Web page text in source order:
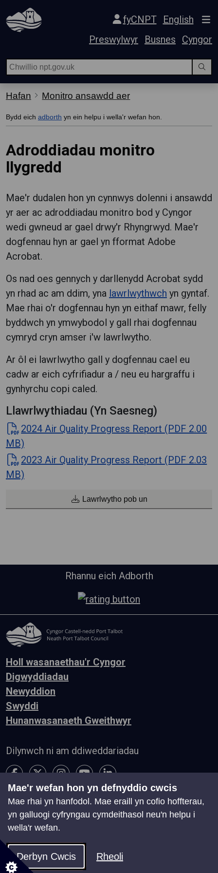
Hepgor gwe-lywio
fyCNPT
English
Preswylwyr
Busnes Cyngor
Hafan Monitro ansawdd aer
Bydd eich adborth yn ein helpu i wella'r wefan hon.
Adroddiadau monitro
llygredd
Mae'r dudalen hon yn cynnwys dolenni i ansawdd
yr aer ac adroddiadau monitro bod y Cyngor
wedi gwneud ar gael drwy'r Rhyngrwyd. Mae'r
dogfennau hyn ar gael yn fformat Adobe
Acrobat.
Os nad oes gennych y darllenydd Acrobat sydd
yn rhad ac am ddim, yna lawrlwythwch yn gyntaf.
Mae rhai o'r dogfennau hyn yn eithaf mawr, felly
byddwch yn ymwybodol y gall rhai dogfennau
cymryd cryn amser i'w lawrlwytho.
Ar ôl ei lawrlwytho gall y dogfennau cael eu
cadw ar eich cyfrifiadur a / neu eu hargraffu i
gynhyrchu copi caled.
Llawrlwythiadau (Yn Saesneg)
2024 Air Quality Progress Report (PDF 2.00
MB)
2023 Air Quality Progress Report (PDF 2.03
MB)
Lawrlwytho pob un
Rhannu eich Adborth
Holl wasanaethau'r Cyngor
Digwyddiadau
Newyddion
Swyddi
Hunanwasanaeth Gweithwyr
Dilynwch ni am ddiweddariadau
Hygyrchedd Telerau ac Amodau
Preifatrwydd
Cysylltu â ni
Chwillio Map o'r Wefan
© Cyngor Castell-nedd Port Talbot
Mae'r wefan hon yn defnyddio cwcis
Mae rhai yn hanfodol. Mae eraill yn cofio hoffterau,
yn galluogi cyfryngau cymdeithasol neu'n helpu i
wella'r wefan.
Derbyn Cwcis Rheoli